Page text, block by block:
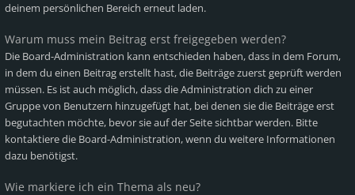
deinem persönlichen Bereich erneut laden.
Warum muss mein Beitrag erst freigegeben werden?
Die Board-Administration kann entschieden haben, dass in dem Forum,
in dem du einen Beitrag erstellt hast, die Beiträge zuerst geprüft werden
müssen. Es ist auch möglich, dass die Administration dich zu einer
Gruppe von Benutzern hinzugefügt hat, bei denen sie die Beiträge erst
begutachten möchte, bevor sie auf der Seite sichtbar werden. Bitte
kontaktiere die Board-Administration, wenn du weitere Informationen
dazu benötigst.
Wie markiere ich ein Thema als neu?